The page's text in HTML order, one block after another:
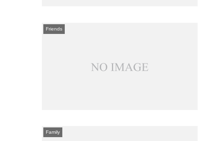
Friends
Family